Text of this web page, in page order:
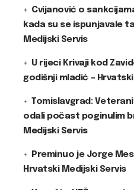
Cvijanović o
kada su se ispunjavale
Medijski Servis
U rijeci Krivaji kod
godišnji mladić –
Tomislavgrad:
odali počast poginulim
Medijski Servis
Preminuo je Jorge
Hrvatski Medijski Servis